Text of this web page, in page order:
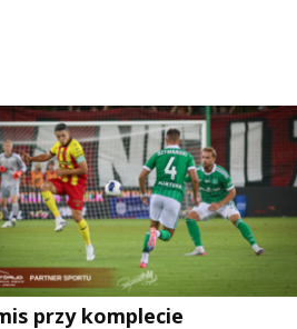
przy komplecie